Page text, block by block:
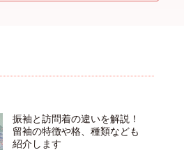
振袖と訪問着の違いを解説！
留袖の特徴や格、種類なども
紹介します